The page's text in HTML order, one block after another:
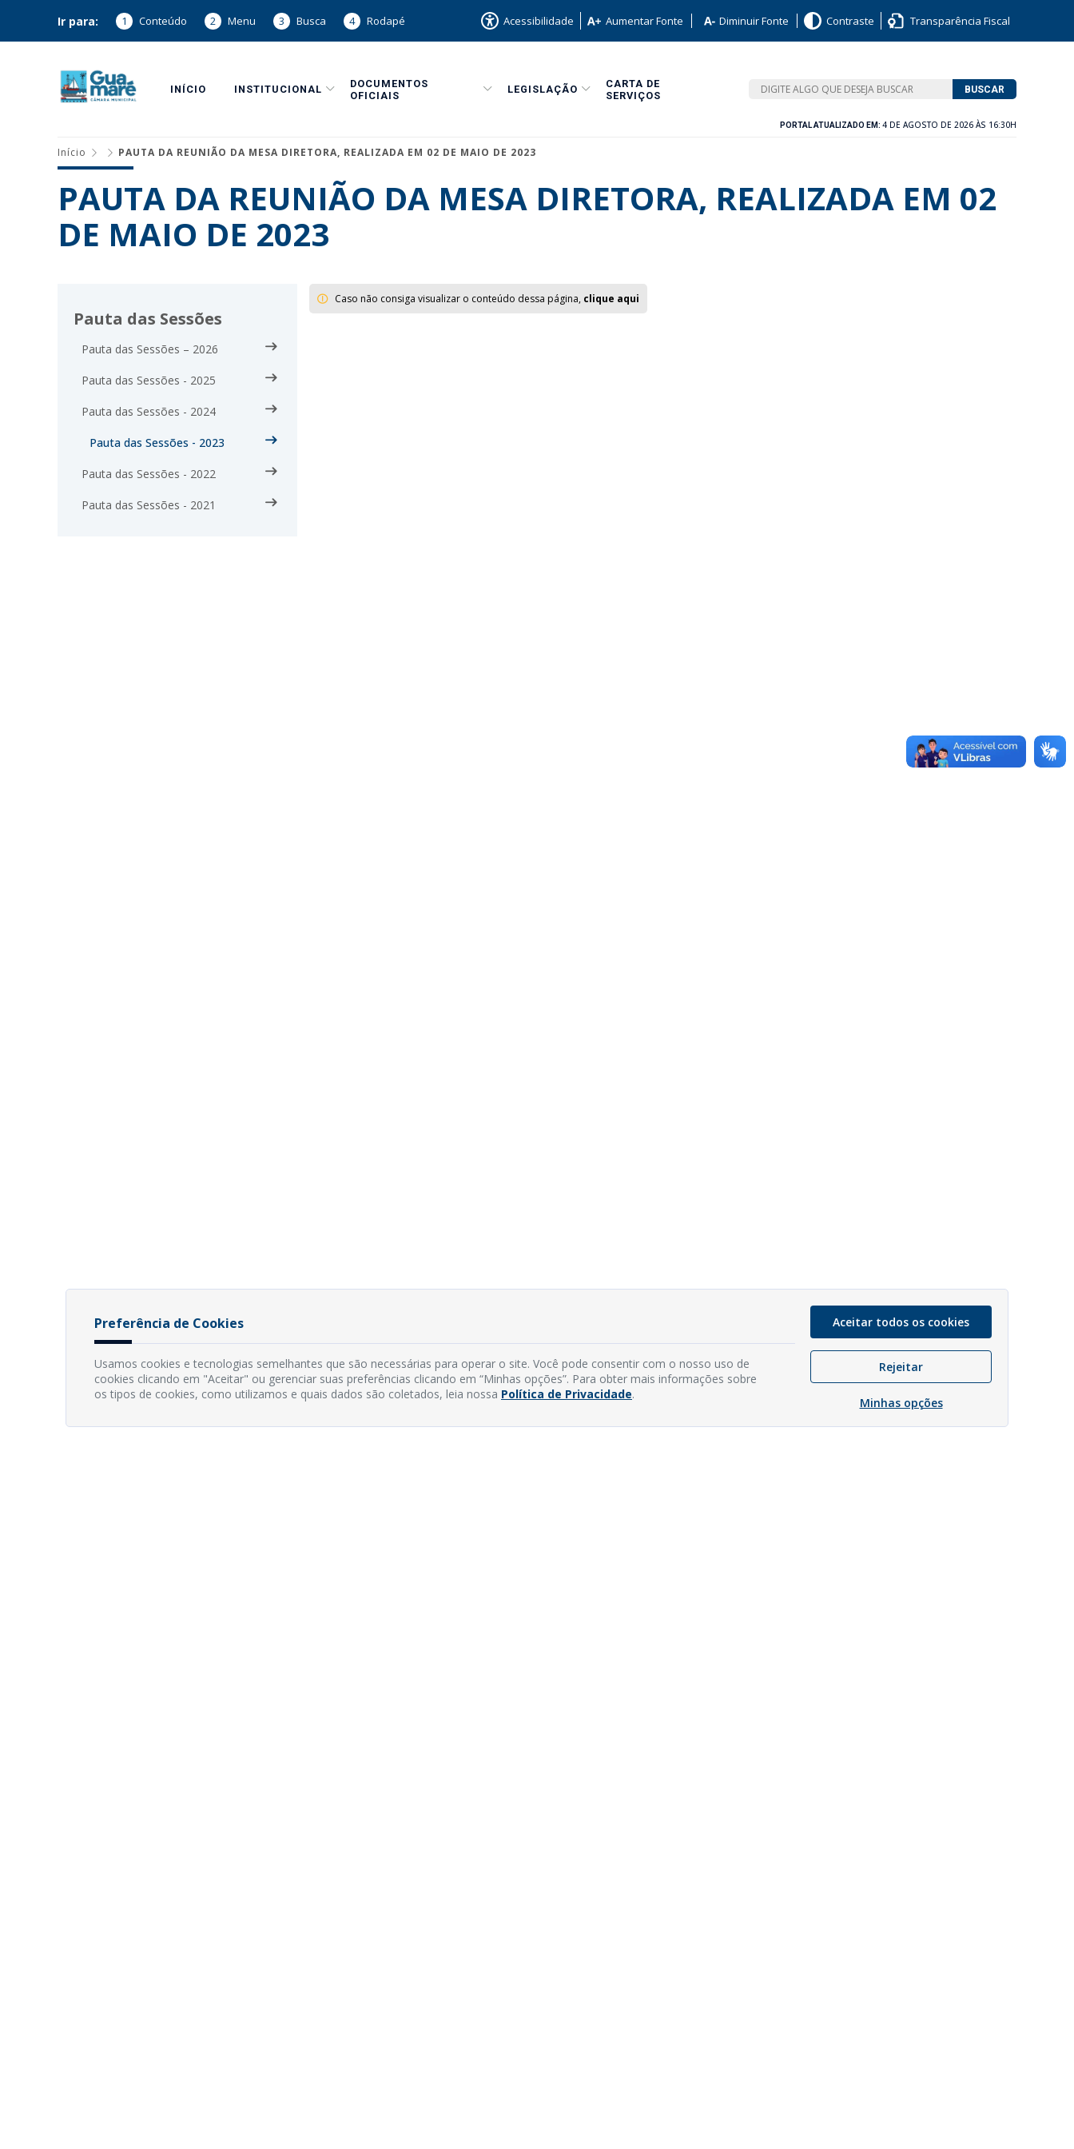
Ir para: 1 Conteúdo 2 Menu 3 Busca 4 Rodapé Acessibilidade Aumentar Fonte Diminuir Fonte Contraste Transparência Fiscal
INÍCIO INSTITUCIONAL
DOCUMENTOS
OFICIAIS
LEGISLAÇÃO
CARTA DE
SERVIÇOS
BUSCAR
PORTAL ATUALIZADO EM: 4 DE AGOSTO DE 2026 ÀS 16:30H
Início PAUTA DA REUNIÃO DA MESA DIRETORA, REALIZADA EM 02 DE MAIO DE 2023
PAUTA DA REUNIÃO DA MESA DIRETORA, REALIZADA EM 02
DE MAIO DE 2023
Pauta das Sessões
Pauta das Sessões – 2026
Pauta das Sessões - 2025
Pauta das Sessões - 2024
Pauta das Sessões - 2023
Pauta das Sessões - 2022
Pauta das Sessões - 2021
Caso não consiga visualizar o conteúdo dessa página, clique aqui
Preferência de Cookies
Usamos cookies e tecnologias semelhantes que são necessárias para operar o site. Você pode consentir com o nosso uso de
cookies clicando em "Aceitar" ou gerenciar suas preferências clicando em “Minhas opções”. Para obter mais informações sobre
os tipos de cookies, como utilizamos e quais dados são coletados, leia nossa Política de Privacidade.
Aceitar todos os cookies
Rejeitar
Minhas opções